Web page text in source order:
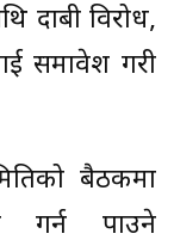
दाबी विरोध,
समावेश गरी
बैठकमा
गर्न पाउने